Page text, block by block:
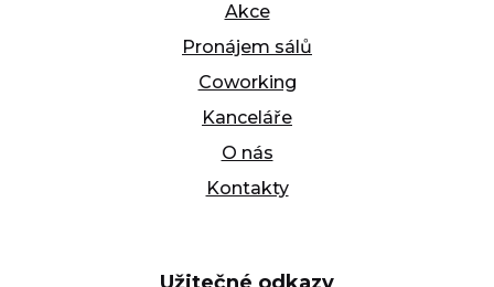
Akce
Pronájem sálů
Coworking
Kanceláře
O nás
Kontakty